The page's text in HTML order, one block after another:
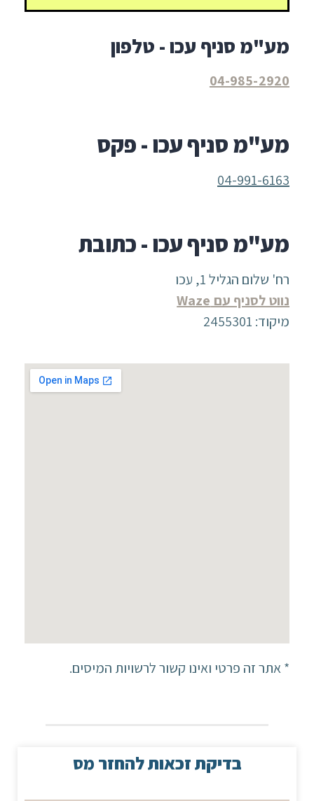
מע"מ סניף עכו - טלפון
04-985-2920
מע"מ סניף עכו - פקס
04-991-6163
מע"מ סניף עכו - כתובת
רח' שלום הגליל 1, עכו
נווט לסניף עם Waze
מיקוד: 2455301
* אתר זה פרטי ואינו קשור לרשויות המיסים.
בדיקת זכאות להחזר מס